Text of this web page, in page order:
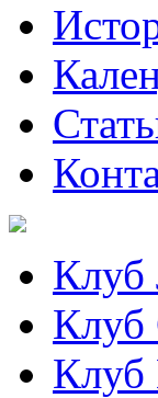
Клуб
Клуб
Клуб